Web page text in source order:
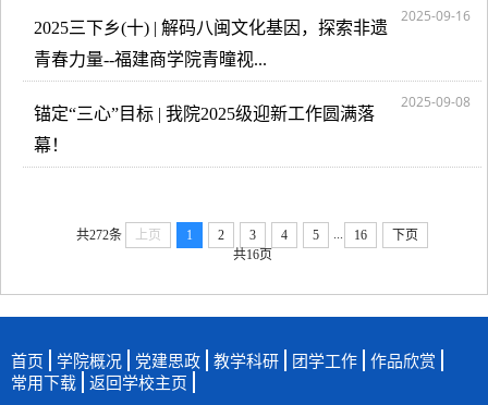
2025-09-16
2025三下乡(十) | 解码八闽文化基因，探索非遗
青春力量--福建商学院青曈视...
2025-09-08
锚定“三心”目标 | 我院2025级迎新工作圆满落
幕！
共272条 上页 1 2 3 4 5 ... 16
下页
共16页
首页 学院概况 党建思政 教学科研 团学工作 作品欣赏
常用下载 返回学校主页